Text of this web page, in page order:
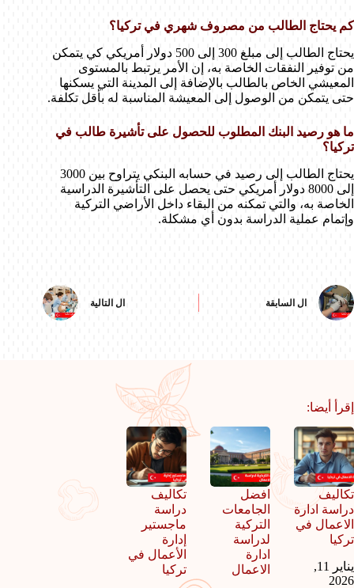
كم يحتاج الطالب من مصروف شهري في تركيا؟
يحتاج الطالب إلى مبلغ 300 إلى 500 دولار أمريكي كي يتمكن
من توفير النفقات الخاصة به، إن الأمر يرتبط بالمستوى
المعيشي الخاص بالطالب بالإضافة إلى المدينة التي يسكنها
حتى يتمكن من الوصول إلى المعيشة المناسبة له بأقل تكلفة.
ما هو رصيد البنك المطلوب للحصول على تأشيرة طالب في
تركيا؟
يحتاج الطالب إلى رصيد في حسابه البنكي يتراوح بين 3000
إلى 8000 دولار أمريكي حتى يحصل على التأشيرة الدراسية
الخاصة به، والتي تمكنه من البقاء داخل الأراضي التركية
وإتمام عملية الدراسة بدون أي مشكلة.
ال السابقة ال التالية
إقرأ أيضا:
تكاليف
دراسة ادارة
الاعمال في
تركيا
يناير 11,
2026
افضل
الجامعات
التركية
لدراسة
ادارة
الاعمال
تكاليف
دراسة
ماجستير
إدارة
الأعمال في
تركيا